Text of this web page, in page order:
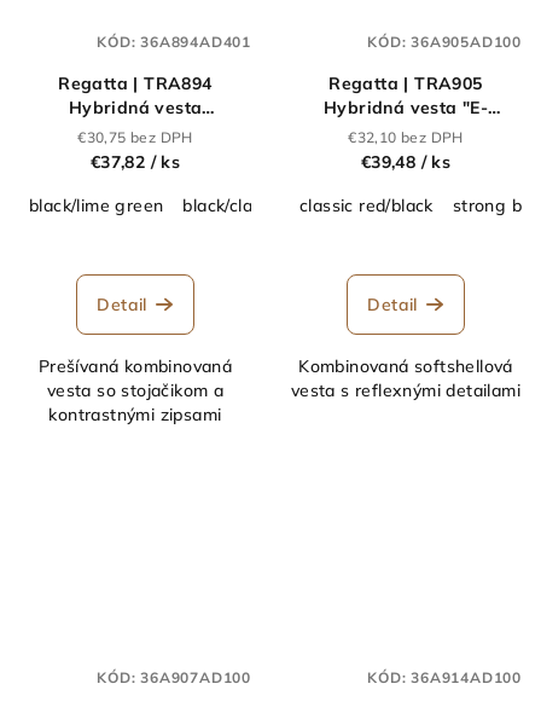
Regatta | TRA894
Hybridná vesta
"Navigate"_36.A894
€30,75 bez DPH
€37,82 / ks
black/lime green
black/classic red navy/french blue navy/
Detail
Prešívaná kombinovaná
vesta so stojačikom a
kontrastnými zipsami
KÓD:36A894AD401
Regatta | TRA905
Hybridná vesta "E-
volve"_36.A905
€32,10 bez DPH
€39,48 / ks
classic red/black
strong
Detail
Kombinovaná softshellová
vesta s reflexnými detailami
KÓD:36A905AD100
KÓD:36A907AD100 KÓD:36A914AD100